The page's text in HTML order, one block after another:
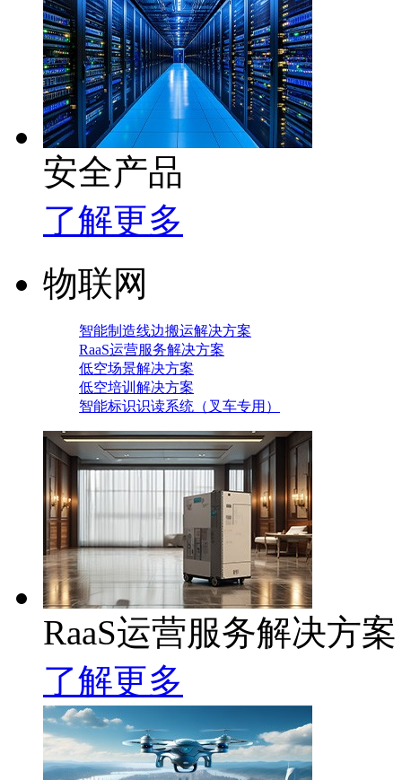
安全产品
了解更多
物联网
智能制造线边搬运解决方案
RaaS运营服务解决方案
低空场景解决方案
低空培训解决方案
智能标识识读系统（叉车专用）
RaaS运营服务解决方案
了解更多